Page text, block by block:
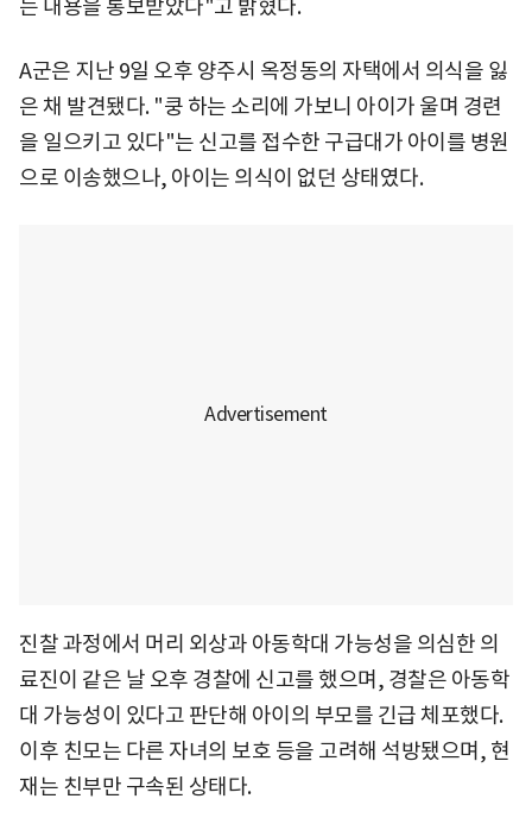
는 내용을 통보받았다"고 밝혔다.
A군은 지난 9일 오후 양주시 옥정동의 자택에서 의식을 잃
은 채 발견됐다. "쿵 하는 소리에 가보니 아이가 울며 경련
을 일으키고 있다"는 신고를 접수한 구급대가 아이를 병원
으로 이송했으나, 아이는 의식이 없던 상태였다.
진찰 과정에서 머리 외상과 아동학대 가능성을 의심한 의
료진이 같은 날 오후 경찰에 신고를 했으며, 경찰은 아동학
대 가능성이 있다고 판단해 아이의 부모를 긴급 체포했다.
이후 친모는 다른 자녀의 보호 등을 고려해 석방됐으며, 현
재는 친부만 구속된 상태다.